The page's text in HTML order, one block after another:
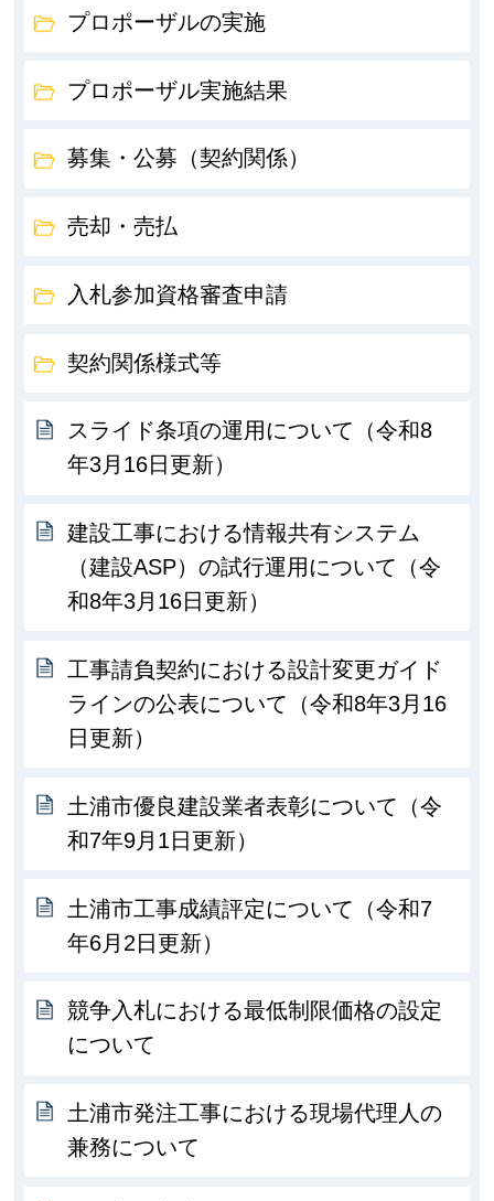
プロポーザルの実施
プロポーザル実施結果
募集・公募（契約関係）
売却・売払
入札参加資格審査申請
契約関係様式等
スライド条項の運用について（令和8
年3月16日更新）
建設工事における情報共有システム
（建設ASP）の試行運用について（令
和8年3月16日更新）
工事請負契約における設計変更ガイド
ラインの公表について（令和8年3月16
日更新）
土浦市優良建設業者表彰について（令
和7年9月1日更新）
土浦市工事成績評定について（令和7
年6月2日更新）
競争入札における最低制限価格の設定
について
土浦市発注工事における現場代理人の
兼務について